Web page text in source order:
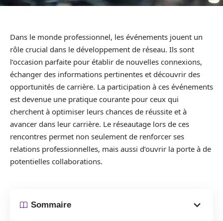
Dans le monde professionnel, les événements jouent un
rôle crucial dans le développement de réseau. Ils sont
l’occasion parfaite pour établir de nouvelles connexions,
échanger des informations pertinentes et découvrir des
opportunités de carrière. La participation à ces événements
est devenue une pratique courante pour ceux qui
cherchent à optimiser leurs chances de réussite et à
avancer dans leur carrière. Le réseautage lors de ces
rencontres permet non seulement de renforcer ses
relations professionnelles, mais aussi d’ouvrir la porte à de
potentielles collaborations.
Sommaire